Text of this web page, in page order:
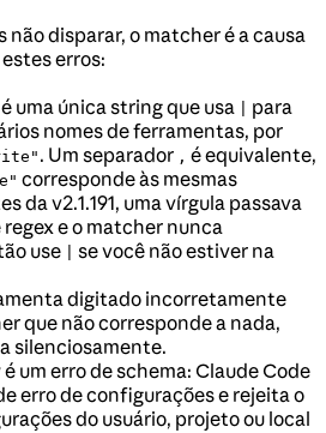
não disparar, o matcher é a causa
erros:
é uma única string que usa
para
nomes de ferramentas, por
. Um separador , é equivalente,
corresponde às mesmas
da v2.1.191, uma vírgula passava
e o matcher nunca
use
se você não estiver na
digitado incorretamente
que não corresponde a nada,
silenciosamente.
um erro de schema: Claude Code
erro de configurações e rejeita o
do usuário, projeto ou local